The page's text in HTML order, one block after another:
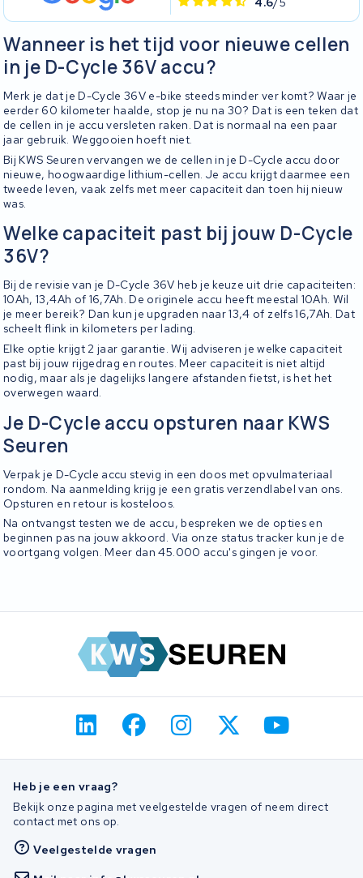
Wanneer is het tijd voor nieuwe cellen
in je D-Cycle 36V accu?
Merk je dat je D-Cycle 36V e-bike steeds minder ver komt? Waar je
eerder 60 kilometer haalde, stop je nu na 30? Dat is een teken dat
de cellen in je accu versleten raken. Dat is normaal na een paar
jaar gebruik. Weggooien hoeft niet.
Bij KWS Seuren vervangen we de cellen in je D-Cycle accu door
nieuwe, hoogwaardige lithium-cellen. Je accu krijgt daarmee een
tweede leven, vaak zelfs met meer capaciteit dan toen hij nieuw
was.
Welke capaciteit past bij jouw D-Cycle
36V?
Bij de revisie van je D-Cycle 36V heb je keuze uit drie capaciteiten:
10Ah, 13,4Ah of 16,7Ah. De originele accu heeft meestal 10Ah. Wil
je meer bereik? Dan kun je upgraden naar 13,4 of zelfs 16,7Ah. Dat
scheelt flink in kilometers per lading.
Elke optie krijgt 2 jaar garantie. Wij adviseren je welke capaciteit
past bij jouw rijgedrag en routes. Meer capaciteit is niet altijd
nodig, maar als je dagelijks langere afstanden fietst, is het het
overwegen waard.
Je D-Cycle accu opsturen naar KWS
Seuren
Verpak je D-Cycle accu stevig in een doos met opvulmateriaal
rondom. Na aanmelding krijg je een gratis verzendlabel van ons.
Opsturen en retour is kosteloos.
Na ontvangst testen we de accu, bespreken we de opties en
beginnen pas na jouw akkoord. Via onze status tracker kun je de
voortgang volgen. Meer dan 45.000 accu's gingen je voor.
Heb je een vraag?
Bekijk onze pagina met veelgestelde vragen of neem direct
contact met ons op.
Veelgestelde vragen